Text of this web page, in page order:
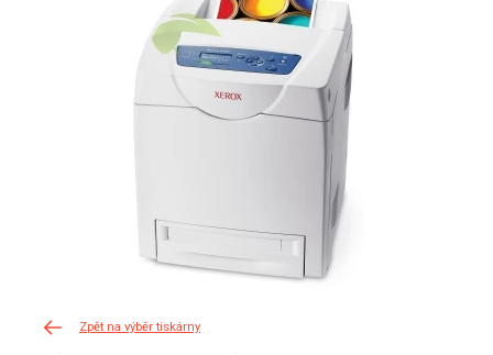
Zpět na výběr tiskárny